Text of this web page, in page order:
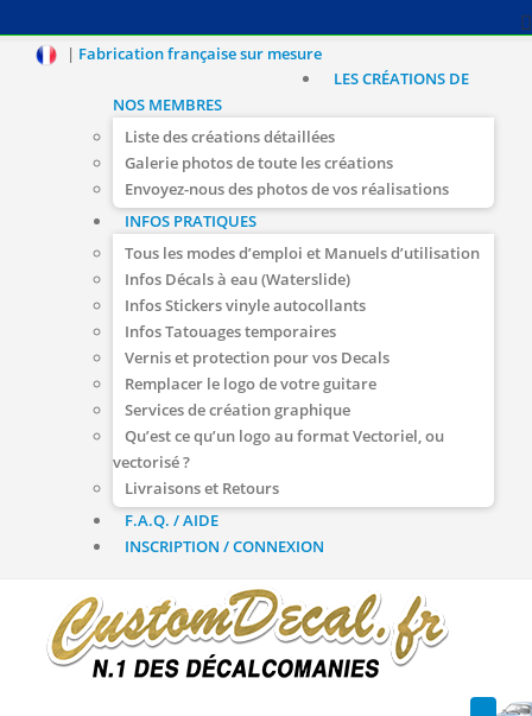
| Fabrication française sur mesure
LES CRÉATIONS DE
NOS MEMBRES
Liste des créations détaillées
Galerie photos de toute les créations
Envoyez-nous des photos de vos réalisations
INFOS PRATIQUES
Tous les modes d’emploi et Manuels d’utilisation
Infos Décals à eau (Waterslide)
Infos Stickers vinyle autocollants
Infos Tatouages temporaires
Vernis et protection pour vos Decals
Remplacer le logo de votre guitare
Services de création graphique
Qu’est ce qu’un logo au format Vectoriel, ou
vectorisé ?
Livraisons et Retours
F.A.Q. / AIDE
INSCRIPTION / CONNEXION